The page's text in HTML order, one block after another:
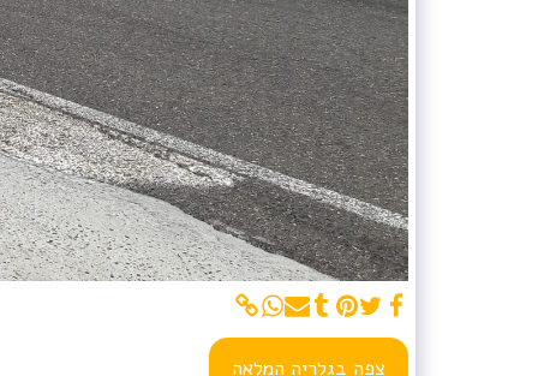
צפה בגלריה המלאה